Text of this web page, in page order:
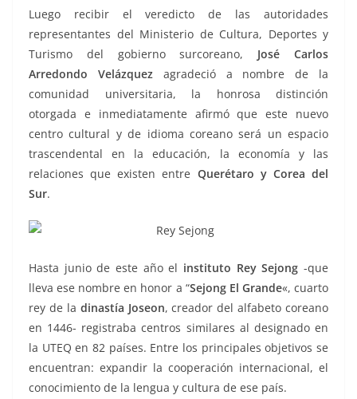
Luego recibir el veredicto de las autoridades
representantes del Ministerio de Cultura, Deportes y
Turismo del gobierno surcoreano, José Carlos
Arredondo Velázquez agradeció a nombre de la
comunidad universitaria, la honrosa distinción
otorgada e inmediatamente afirmó que este nuevo
centro cultural y de idioma coreano será un espacio
trascendental en la educación, la economía y las
relaciones que existen entre Querétaro y Corea del
Sur.
Hasta junio de este año el instituto Rey Sejong -que
lleva ese nombre en honor a “Sejong El Grande«, cuarto
rey de la dinastía Joseon, creador del alfabeto coreano
en 1446- registraba centros similares al designado en
la UTEQ en 82 países. Entre los principales objetivos se
encuentran: expandir la cooperación internacional, el
conocimiento de la lengua y cultura de ese país.